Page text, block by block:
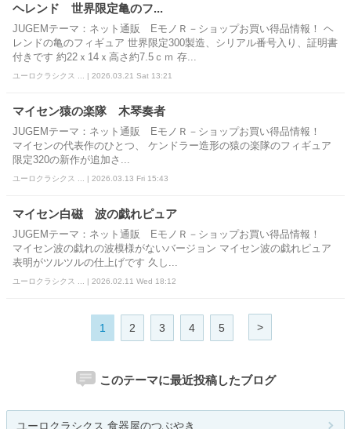
ヘレンド 世界限定亀のフ...
JUGEMテーマ：ネット通販 EモノＲ－ショップお買い得品情報！ ヘ
レンドの亀のフィギュア 世界限定300製造、シリアル番号入り、証明書
付きです 約22ｘ14ｘ高さ約7.5ｃｍ 存...
ユーロクラシクス ... | 2026.03.21 Sat 13:21
マイセン猿の楽隊 木琴奏者
JUGEMテーマ：ネット通販 EモノＲ－ショップお買い得品情報！
マイセンの代表作のひとつ、 ケンドラー造形の猿の楽隊のフィギュア
限定320の新作が追加さ...
ユーロクラシクス ... | 2026.03.13 Fri 15:43
マイセン白磁 波の戯れピュア
JUGEMテーマ：ネット通販 EモノＲ－ショップお買い得品情報！
マイセン波の戯れの波模様がないバージョン マイセン波の戯れピュア
表明がツルツルの仕上げです 久し...
ユーロクラシクス ... | 2026.02.11 Wed 18:12
1 2 3 4 5 >
このテーマに最近投稿したブログ
ユーロクラシクス 食器屋のつぶやき